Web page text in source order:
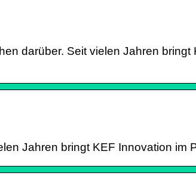
darüber. Seit vielen Jahren
Jahren bringt KEF Innovation